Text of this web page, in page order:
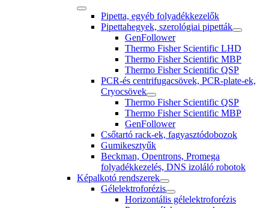
Pipetta, egyéb folyadékkezelők
Pipettahegyek, szerológiai pipetták
GenFollower
Thermo Fisher Scientific LHD
Thermo Fisher Scientific MBP
Thermo Fisher Scientific QSP
PCR-és centrifugacsövek, PCR-plate-ek,
Cryocsövek
Thermo Fisher Scientific QSP
Thermo Fisher Scientific MBP
GenFollower
Csőtartó rack-ek, fagyasztódobozok
Gumikesztyűk
Beckman, Opentrons, Promega
folyadékkezelés, DNS izoláló robotok
Képalkotó rendszerek
Gélelektroforézis
Horizontális gélelektroforézis